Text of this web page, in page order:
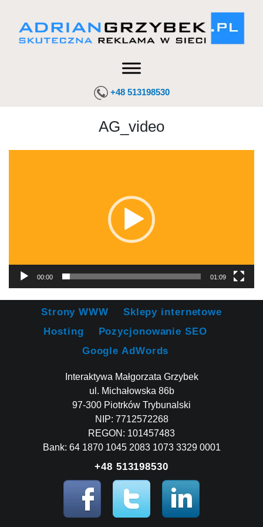
+48 513198530
AG_video
00:00 01:09
Strony WWW
Sklepy internetowe
Hosting
Pozycjonowanie SEO
Google AdWords
Interaktywa Małgorzata Grzybek
ul. Michałowska 86b
97-300 Piotrków Trybunalski
NIP: 7712572268
REGON: 101457483
Bank: 64 1870 1045 2083 1073 3329 0001
+48 513198530